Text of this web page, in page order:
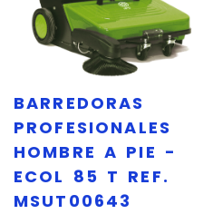
BARREDORAS
PROFESIONALES
HOMBRE A PIE -
ECOL 85 T REF.
MSUT00643